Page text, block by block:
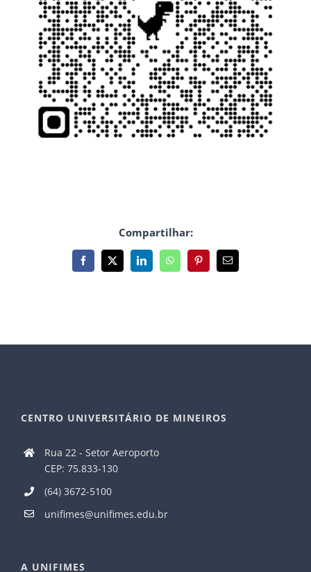
Compartilhar:
Facebook
X LinkedInWhatsAppPinterest
E-
mail
CENTRO UNIVERSITÁRIO DE MINEIROS
Rua 22 - Setor Aeroporto
CEP: 75.833-130
(64) 3672-5100
unifimes@unifimes.edu.br
A UNIFIMES